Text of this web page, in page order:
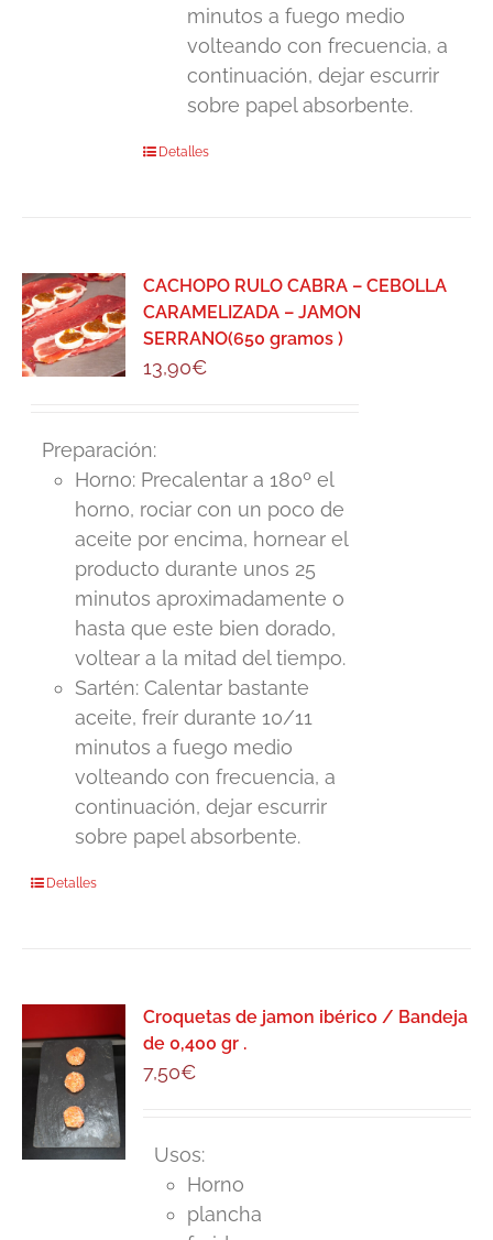
minutos a fuego medio
volteando con frecuencia, a
continuación, dejar escurrir
sobre papel absorbente.
Detalles
CACHOPO RULO CABRA – CEBOLLA
CARAMELIZADA – JAMON
SERRANO(650 gramos )
13,90€
Preparación:
Horno: Precalentar a 180º el
horno, rociar con un poco de
aceite por encima, hornear el
producto durante unos 25
minutos aproximadamente o
hasta que este bien dorado,
voltear a la mitad del tiempo.
Sartén: Calentar bastante
aceite, freír durante 10/11
minutos a fuego medio
volteando con frecuencia, a
continuación, dejar escurrir
sobre papel absorbente.
Detalles
Croquetas de jamon ibérico / Bandeja
de 0,400 gr .
7,50€
Usos:
Horno
plancha